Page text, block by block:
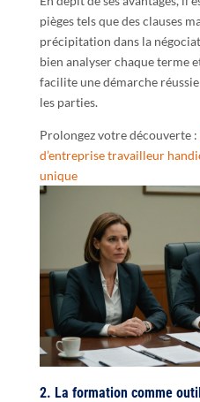
pièges tels que des clauses
précipitation dans la
bien analyser chaque terme
facilite une démarche
les parties.
Prolongez votre découverte :
d’entreprise travailleur
unique
2. La formation comme